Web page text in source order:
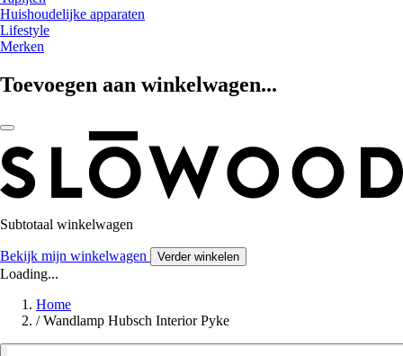
Huishoudelijke apparaten
Lifestyle
Merken
Toevoegen aan winkelwagen...
Subtotaal winkelwagen
Bekijk mijn winkelwagen Verder winkelen
Loading...
Home
/ Wandlamp Hubsch Interior Pyke